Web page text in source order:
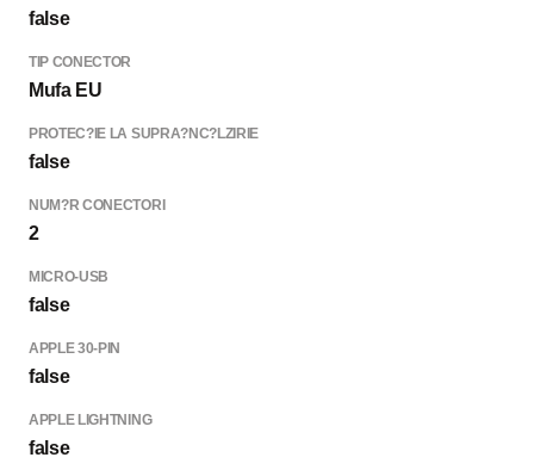
false
TIP CONECTOR
Mufa EU
PROTEC?IE LA SUPRA?NC?LZIRIE
false
NUM?R СONECTORI
2
MICRO-USB
false
APPLE 30-PIN
false
APPLE LIGHTNING
false